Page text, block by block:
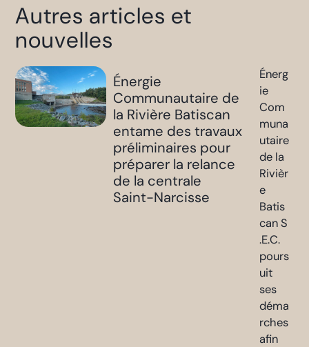
Autres articles et
nouvelles
Énergie
Communautaire de
la Rivière Batiscan
entame des travaux
préliminaires pour
préparer la relance
de la centrale
Saint-Narcisse
Énerg
ie
Com
muna
utaire
de la
Rivièr
e
Batis
can S
.E.C.
pours
uit
ses
déma
rches
afin